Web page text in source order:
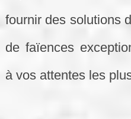
fournir des solutions
de faïences
à vos attentes les